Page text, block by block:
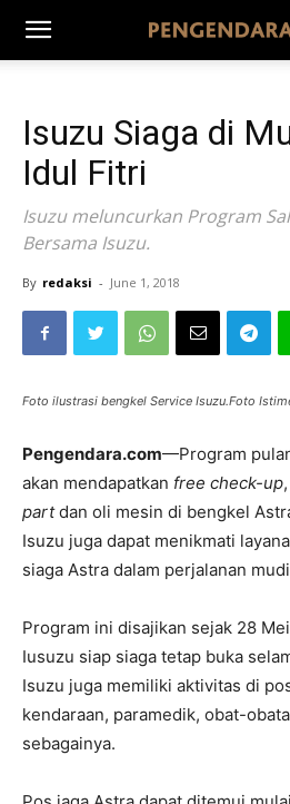
Isuzu Siaga di
Idul Fitri
Isuzu meluncurkan Program
Bersama Isuzu.
By redaksi - June 1, 2018
Foto ilustrasi bengkel Service Isuzu.Foto
Pengendara.com—Program
akan mendapatkan free check-up
partdan oli mesin di bengkel
Isuzu juga dapat menikmati
siaga Astra dalam perjalanan
Program ini disajikan sejak 28
Iusuzu siap siaga tetap buka
Isuzu juga memiliki aktivitas di
kendaraan, paramedik, obat-
sebagainya.